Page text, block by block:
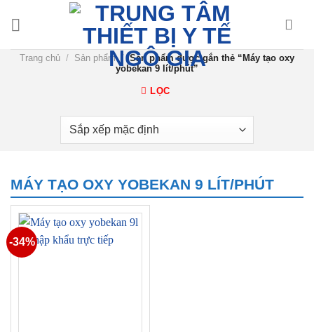
dungTrang chủ / Sản phẩm / Sản phẩm được gắn thẻ “Máy tạo oxy
yobekan 9 lít/phút”
LỌC
MÁY TẠO OXY YOBEKAN 9 LÍT/PHÚT
-34%